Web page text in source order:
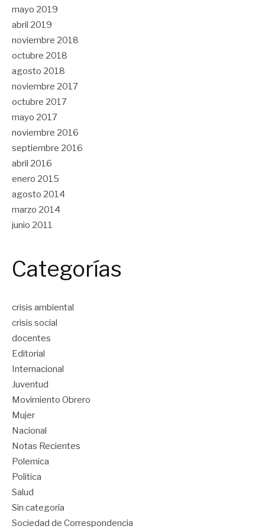
mayo 2019
abril 2019
noviembre 2018
octubre 2018
agosto 2018
noviembre 2017
octubre 2017
mayo 2017
noviembre 2016
septiembre 2016
abril 2016
enero 2015
agosto 2014
marzo 2014
junio 2011
Categorías
crisis ambiental
crisis social
docentes
Editorial
Internacional
Juventud
Movimiento Obrero
Mujer
Nacional
Notas Recientes
Polemica
Politica
Salud
Sin categoría
Sociedad de Correspondencia